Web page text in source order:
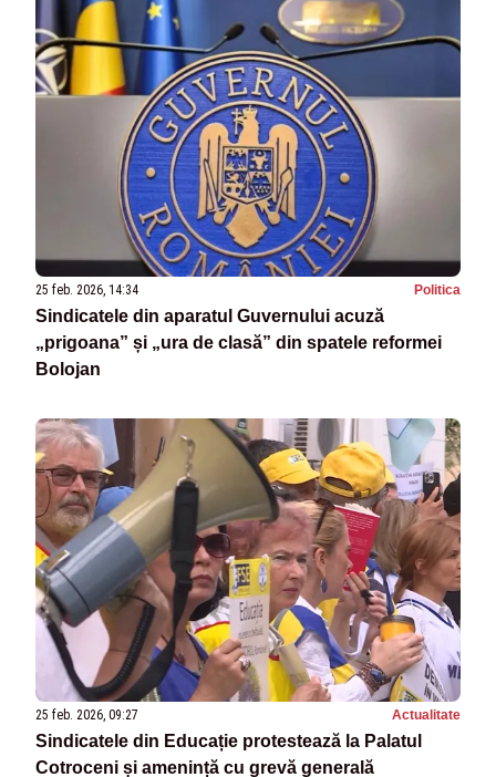
25 feb. 2026, 14:34 Politica
Sindicatele din aparatul Guvernului acuză
„prigoana” și „ura de clasă” din spatele reformei
Bolojan
25 feb. 2026, 09:27 Actualitate
Sindicatele din Educație protestează la Palatul
Cotroceni și amenință cu grevă generală